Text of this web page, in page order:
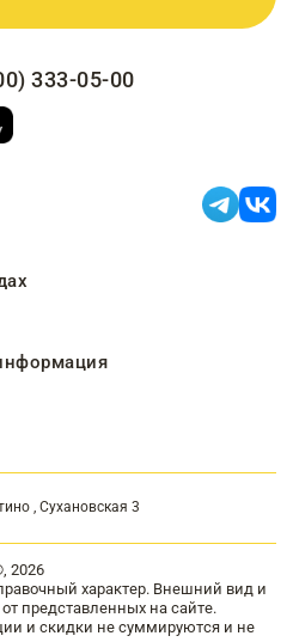
333-05-00
, Сухановская 3
2026
характер. Внешний вид и
представленных на сайте.
и скидки не суммируются и не